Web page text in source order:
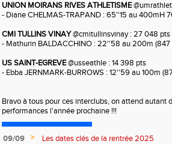
UNION MOIRANS RIVES ATHLETISME
- Diane CHELMAS-TRAPAND : 65''15 au 400mH
CMI TULLINS VINAY@cmitullinsvinay : 27 048 pts
- Mathurin BALDACCHINO : 22''58 au 200m (847
US SAINT-EGREVE@usseathle : 14 398 pts
- Ebba JERNMARK-BURROWS : 12''59 au 100m
Bravo à tous pour ces interclubs, on attend autant
performances l'année prochaine !!!
09/09 >
Les dates clés de la rentrée 2025